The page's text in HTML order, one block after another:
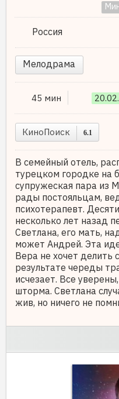
Россия
Мелодрама
45 мин
КиноПоиск 6.1
В семейный отель,
турецком городке на
супружеская пара из
рады постояльцам,
психотерапевт.
несколько лет назад
Светлана, его мать,
может Андрей. Эта
Вера не хочет делить
результате череды
исчезает. Все
шторма. Светлана
жив, но ничего не